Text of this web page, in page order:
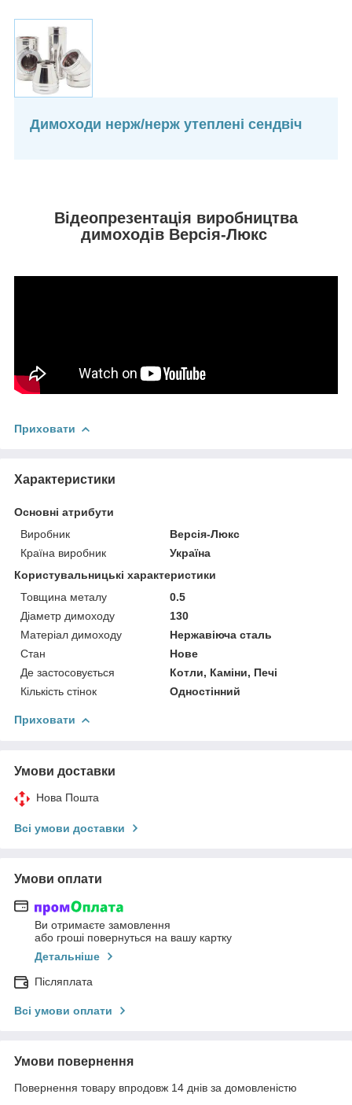
Димоходи нерж/нерж утеплені сендвіч
Відеопрезентація виробництва
димоходів Версія-Люкс
Приховати
Характеристики
Основні атрибути
Виробник
Версія-Люкс
Країна виробник
Україна
Користувальницькі характеристики
Товщина металу
0.5
Діаметр димоходу
130
Матеріал димоходу
Нержавіюча сталь
Стан
Нове
Де застосовується
Котли, Каміни, Печі
Кількість стінок
Одностінний
Приховати
Умови доставки
Нова Пошта
Всі умови доставки
Умови оплати
Ви отримаєте замовлення
або гроші повернуться на вашу картку
Детальніше
Післяплата
Всі умови оплати
Умови повернення
Повернення товару впродовж 14 днів за домовленістю